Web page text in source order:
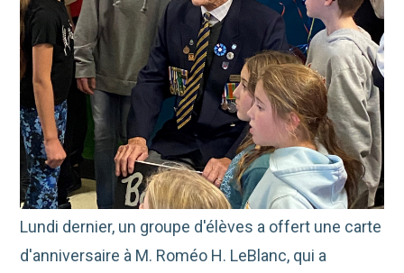
Lundi dernier, un groupe d'élèves a offert une carte
d'anniversaire à M. Roméo H. LeBlanc, qui a